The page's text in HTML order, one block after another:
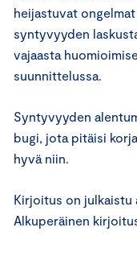
heijastuvat
syntyvyyden
vajaasta
suunnittelussa.
Syntyvyyden
bugi, jota pitäisi
hyvä niin.
Kirjoitus on julkaistu
Alkuperäinen